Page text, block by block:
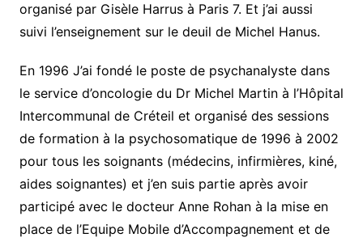
organisé par Gisèle Harrus à Paris 7. Et j’ai aussi
suivi l’enseignement sur le deuil de Michel Hanus.
En 1996 J’ai fondé le poste de psychanalyste dans
le service d’oncologie du Dr Michel Martin à l’Hôpital
Intercommunal de Créteil et organisé des sessions
de formation à la psychosomatique de 1996 à 2002
pour tous les soignants (médecins, infirmières, kiné,
aides soignantes) et j’en suis partie après avoir
participé avec le docteur Anne Rohan à la mise en
place de l’Equipe Mobile d’Accompagnement et de